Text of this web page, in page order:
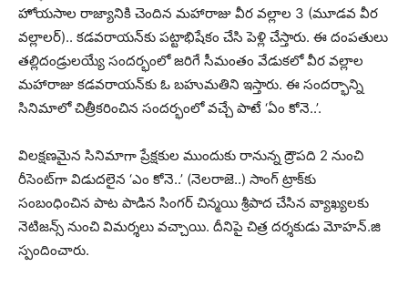
హోయ‌సాల రాజ్యానికి చెందిన మ‌హారాజు వీర వ‌ల్లాల 3 (మూడ‌వ వీర
వ‌ల్లాల‌ర్‌).. క‌డ‌వ‌రాయ‌న్‌కు ప‌ట్టాభిషేకం చేసి పెళ్లి చేస్తారు. ఈ దంప‌తులు
త‌ల్లిదండ్రుల‌య్యే సంద‌ర్భంలో జ‌రిగే సీమంతం వేడుక‌లో వీర వ‌ల్లాల
మ‌హారాజు క‌డ‌వ‌రాయ‌న్‌కు ఓ బ‌హుమ‌తిని ఇస్తారు. ఈ సంద‌ర్భాన్ని
సినిమాలో చిత్రీక‌రించిన సంద‌ర్భంలో వ‌చ్చే పాటే ‘ఏం కోనె..’.
విల‌క్ష‌ణ‌మైన సినిమాగా ప్రేక్ష‌కుల ముందుకు రానున్న ద్రౌప‌ది 2 నుంచి
రీసెంట్‌గా విడుద‌లైన ‘ఎం కోనె..’ (నెలరాజె..) సాంగ్ ట్రాక్‌కు
సంబంధించిన పాట పాడిన సింగ‌ర్‌ చిన్మ‌యి శ్రీపాద చేసిన వ్యాఖ్య‌ల‌కు
నెటిజ‌న్స్ నుంచి విమ‌ర్శ‌లు వ‌చ్చాయి. దీనిపై చిత్ర ద‌ర్శ‌కుడు మోహ‌న్‌.జి
స్పందించారు.